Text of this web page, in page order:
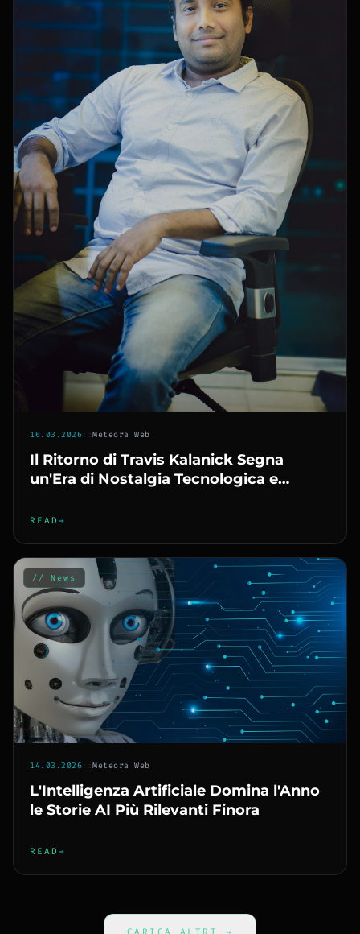
16.03.2026::Meteora Web
Il Ritorno di Travis Kalanick Segna
un'Era di Nostalgia Tecnologica e
READ →
// News
14.03.2026::Meteora Web
L'Intelligenza Artificiale Domina l'Anno
le Storie AI Più Rilevanti Finora
READ →